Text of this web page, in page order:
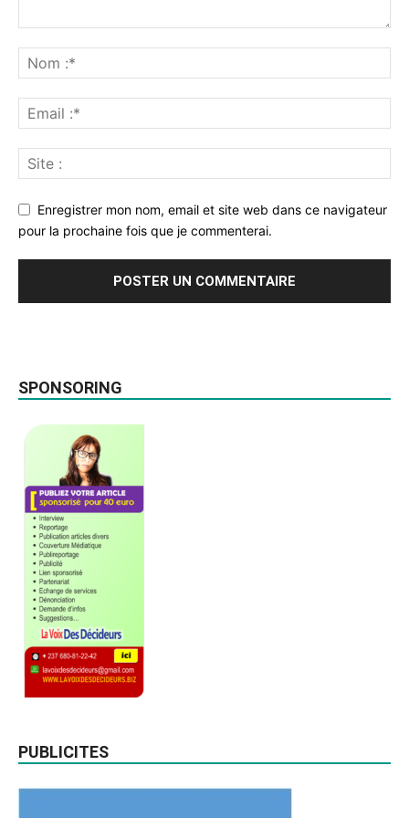
Enregistrer mon nom, email et site web dans ce navigateur
pour la prochaine fois que je commenterai.
SPONSORING
PUBLICITES